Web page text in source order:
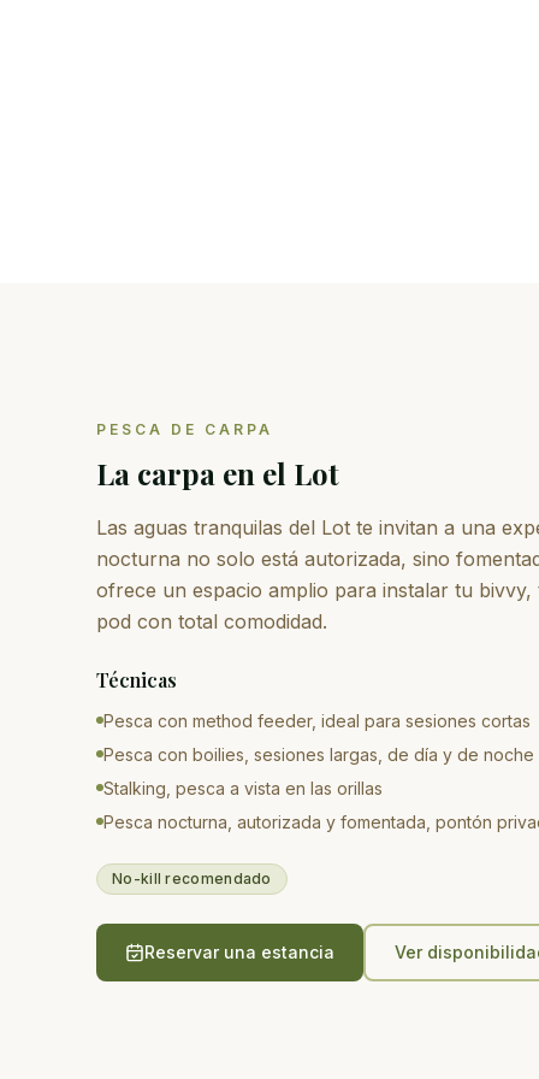
PESCA DE CARPA
La carpa en el Lot
Las aguas tranquilas del Lot te invitan a una
nocturna no solo está autorizada, sino
ofrece un espacio amplio para instalar tu
pod con total comodidad.
Técnicas
Pesca con method feeder, ideal para sesiones cortas
Pesca con boilies, sesiones largas, de día y de noche
Stalking, pesca a vista en las orillas
Pesca nocturna, autorizada y fomentada, pontón
No-kill recomendado
Reservar una estancia Ver